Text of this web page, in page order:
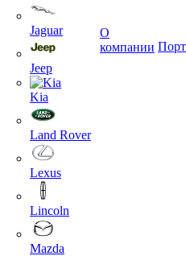
Jaguar
Jeep
Kia
Land Rover
Lexus
Lincoln
Mazda
О
компании